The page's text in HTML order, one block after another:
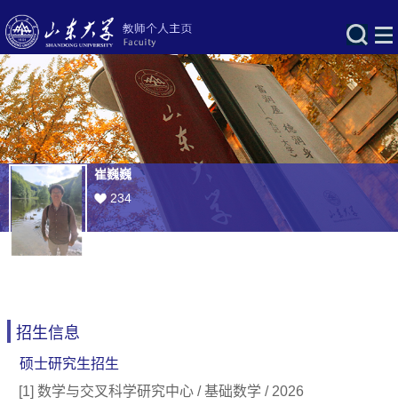
崔巍巍
234
招生信息
硕士研究生招生
[1] 数学与交叉科学研究中心 / 基础数学 / 2026